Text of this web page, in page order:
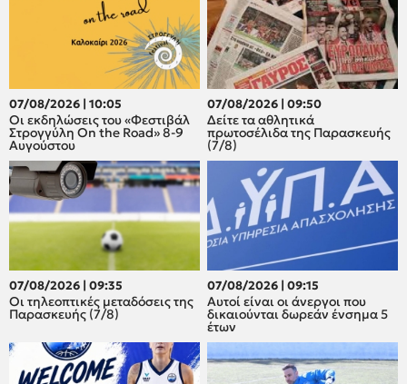
07/08/2026 | 10:05
Οι εκδηλώσεις του «Φεστιβάλ
Στρογγύλη On the Road» 8-9
Αυγούστου
07/08/2026 | 09:50
Δείτε τα αθλητικά
πρωτοσέλιδα της Παρασκευής
(7/8)
07/08/2026 | 09:35
Οι τηλεοπτικές μεταδόσεις της
Παρασκευής (7/8)
07/08/2026 | 09:15
Αυτοί είναι οι άνεργοι που
δικαιούνται δωρεάν ένσημα 5
έτων